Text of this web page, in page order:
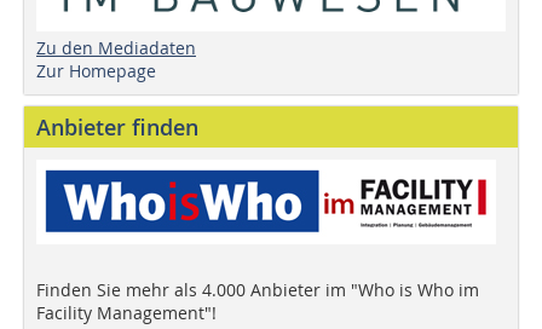
Zu den Mediadaten
Zur Homepage
Anbieter finden
Finden Sie mehr als 4.000 Anbieter im "Who is Who im
Facility Management"!